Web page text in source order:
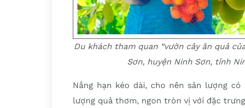
Du khách tham quan “vườn cây ăn quả
Sơn, huyện Ninh Sơn, tỉnh
Nắng hạn kéo dài, cho nên sản lượng
lượng quả thơm, ngon tròn vị với đặc